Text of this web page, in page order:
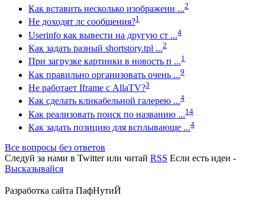
Как вставить несколько изображени ...2
Не доходят лс сообщения?1
Userinfo как вывести на другую ст ...4
Как задать разный shortstory.tpl ...2
При загрузке картинки в новость п ...1
Как правильно организовать очень ...9
Не работает Iframe с AllaTV?3
Как сделать кликабельной галерею ...4
Как реализовать поиск по названию ...14
Как задать позицию для всплывающе ...4
Все вопросы без ответов
Следуй за нами в Twitterили читай RSS Если есть идеи -
Высказывайся
Разработка сайта ПафНутиЙ